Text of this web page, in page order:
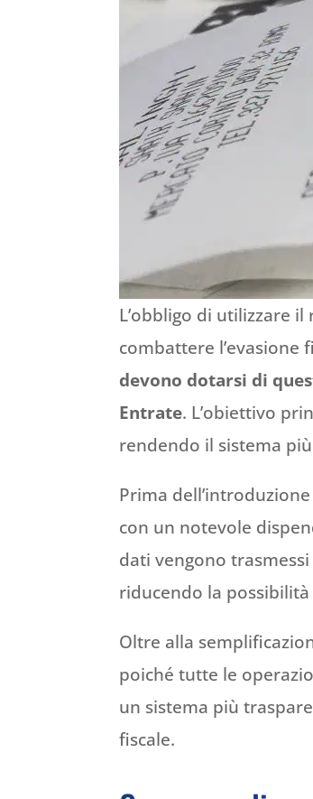
L’obbligo di utilizzare
combattere l’evasione
devono dotarsi di
Entrate. L’obiettivo
rendendo il sistema
Prima
con un notevole
dati vengono
riducendo la
Oltre alla
poiché tutte le
un sistema più
fiscale.